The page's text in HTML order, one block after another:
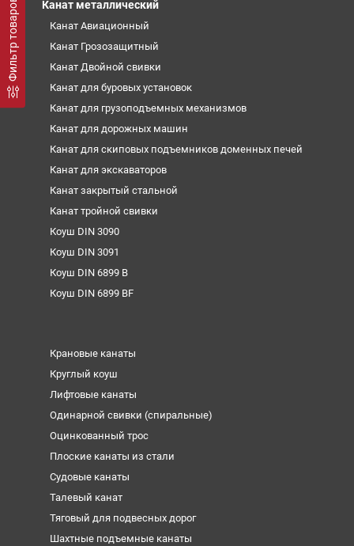
Фильтр товаров Канат металлический
Канат Авиационный
Канат Грозозащитный
Канат Двойной свивки
Канат для буровых установок
Канат для грузоподъемных механизмов
Канат для дорожных машин
Канат для скиповых подъемников доменных печей
Канат для экскаваторов
Канат закрытый стальной
Канат тройной свивки
Коуш DIN 3090
Коуш DIN 3091
Коуш DIN 6899 B
Коуш DIN 6899 BF
Крановые канаты
Круглый коуш
Лифтовые канаты
Одинарной свивки (спиральные)
Оцинкованный трос
Плоские канаты из стали
Судовые канаты
Талевый канат
Тяговый для подвесных дорог
Шахтные подъемные канаты